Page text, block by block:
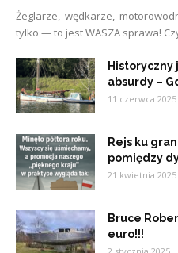
Żeglarze, wędkarze,
tylko — to jest WASZA sprawa!
absurdy –
11 czerwca 2025
Rejs ku
pomiędzy
21 kwietnia 2025
Bruce
euro!!!